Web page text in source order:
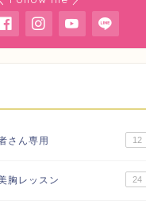
さん専用 12
胸レッスン 24